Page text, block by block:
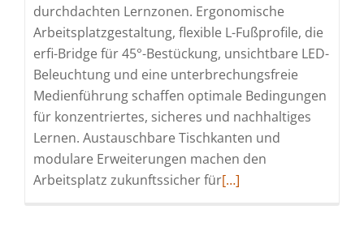
durchdachten Lernzonen. Ergonomische
Arbeitsplatzgestaltung, flexible L-Fußprofile, die
erfi-Bridge für 45°-Bestückung, unsichtbare LED-
Beleuchtung und eine unterbrechungsfreie
Medienführung schaffen optimale Bedingungen
für konzentriertes, sicheres und nachhaltiges
Lernen. Austauschbare Tischkanten und
modulare Erweiterungen machen den
Arbeitsplatz zukunftssicher fürRead
[…]